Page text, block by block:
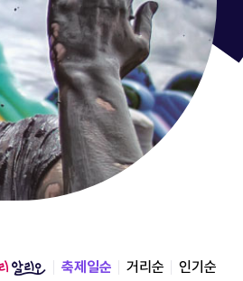
축제일순 거리순 인기순